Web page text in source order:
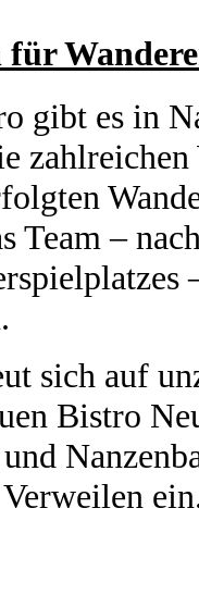
gibt es in
Team –
sich auf
Bistro